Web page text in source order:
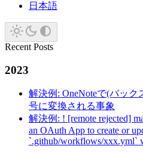
日本語
Recent Posts
2023
解決例: OneNoteで(バッ
号に変換される事象
解決例: ! [remote rejected]
an OAuth App to create or
`.github/workflows/xxx.yml`